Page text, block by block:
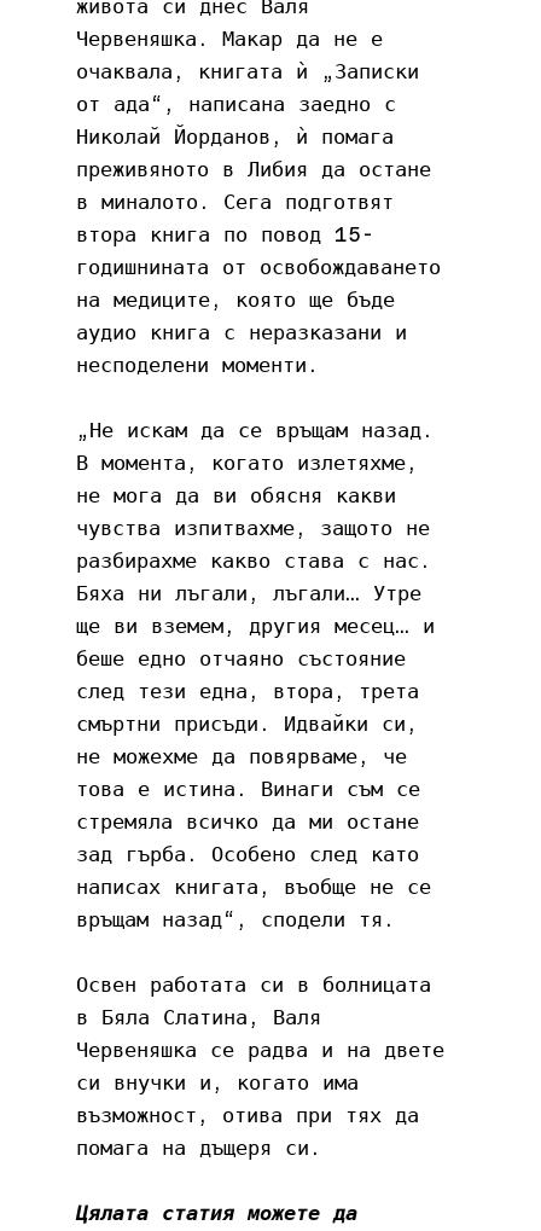
живота си днес Валя
Червеняшка. Макар да не е
очаквала, книгата ѝ „Записки
от ада“, написана заедно с
Николай Йорданов, ѝ помага
преживяното в Либия да остане
в миналото. Сега подготвят
втора книга по повод 15-
годишнината от освобождаването
на медиците, която ще бъде
аудио книга с неразказани и
несподелени моменти.
„Не искам да се връщам назад.
В момента, когато излетяхме,
не мога да ви обясня какви
чувства изпитвахме, защото не
разбирахме какво става с нас.
Бяха ни лъгали, лъгали… Утре
ще ви вземем, другия месец… и
беше едно отчаяно състояние
след тези една, втора, трета
смъртни присъди. Идвайки си,
не можехме да повярваме, че
това е истина. Винаги съм се
стремяла всичко да ми остане
зад гърба. Особено след като
написах книгата, въобще не се
връщам назад“, сподели тя.
Освен работата си в болницата
в Бяла Слатина, Валя
Червеняшка се радва и на двете
си внучки и, когато има
възможност, отива при тях да
помага на дъщеря си.
Цялата статия можете да